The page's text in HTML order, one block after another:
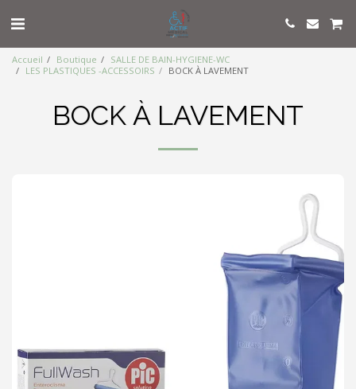
Accueil Boutique
SALLE DE BAIN-HYGIENE-WC
LES PLASTIQUES -ACCESSOIRS
BOCK À LAVEMENT
BOCK À LAVEMENT